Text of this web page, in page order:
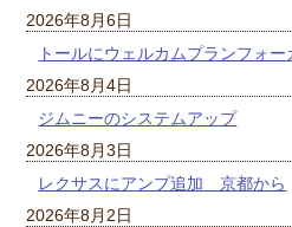
2026年8月6日
トールにウェルカムプランフォ
2026年8月4日
ジムニーのシステムアップ
2026年8月3日
レクサスにアンプ追加 京都から
2026年8月2日